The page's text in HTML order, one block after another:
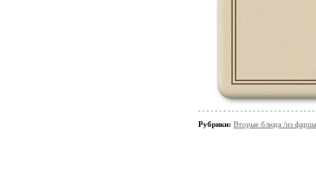
Рубрики: Вторые блюда /из фарша